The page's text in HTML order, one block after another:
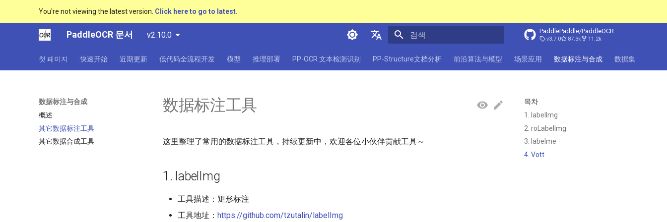
You're not viewing the latest version. Click here to go to latest.
PaddleOCR 문서 v2.10.0
简体中文
한국인
PaddlePaddle/PaddleOCR
v3.7.0 87.3k 11.2k
첫 페이지 快速开始 近期更新 低代码全流程开发 模型 推理部署 PP-OCR 文本检测识别 PP-Structure文档分析 前沿算法与模型 场景应用 数据标注与合成 数据集
数据标注与合成
概述
其它数据标注工具
其它数据合成工具
목차
1. labelImg
2. roLabelImg
3. labelme
4. Vott
数据标注工具
这里整理了常用的数据标注工具，持续更新中，欢迎各位小伙伴贡献工具～
1. labelImg
工具描述：矩形标注
工具地址： https://github.com/tzutalin/labelImg